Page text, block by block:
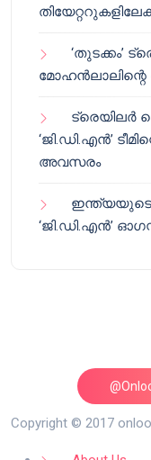
‘തുടക്കം’
ട്രെയിലർ
‘ജി.ഡി.എൻ’
അവസരം
‘ജി.ഡി.എൻ’
Copyright © 2017